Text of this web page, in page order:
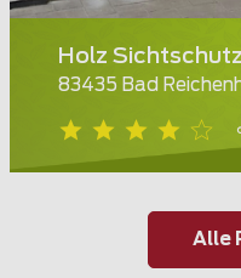
Holz Sichtschutz
83435 Bad
Alle